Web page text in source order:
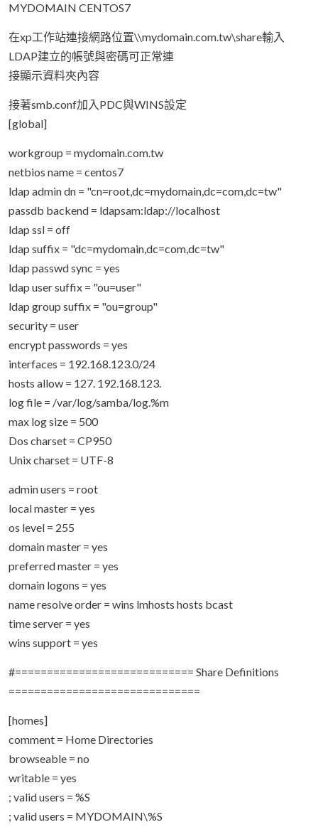
MYDOMAIN CENTOS7
在xp工作站連接網路位置\\mydomain.com.tw\share輸入
LDAP建立的帳號與密碼可正常連
接顯示資料夾內容
接著smb.conf加入PDC與WINS設定
[global]
workgroup = mydomain.com.tw
netbios name = centos7
ldap admin dn = "cn=root,dc=mydomain,dc=com,dc=tw"
passdb backend = ldapsam:ldap://localhost
ldap ssl = off
ldap suffix = "dc=mydomain,dc=com,dc=tw"
ldap passwd sync = yes
ldap user suffix = "ou=user"
ldap group suffix = "ou=group"
security = user
encrypt passwords = yes
interfaces = 192.168.123.0/24
hosts allow = 127. 192.168.123.
log file = /var/log/samba/log.%m
max log size = 500
Dos charset = CP950
Unix charset = UTF-8
admin users = root
local master = yes
os level = 255
domain master = yes
preferred master = yes
domain logons = yes
name resolve order = wins lmhosts hosts bcast
time server = yes
wins support = yes
#============================ Share Definitions
==============================
[homes]
comment = Home Directories
browseable = no
writable = yes
; valid users = %S
; valid users = MYDOMAIN\%S